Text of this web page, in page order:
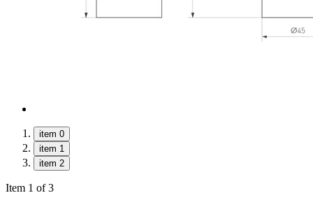
item 0
item 1
item 2
Item 1 of 3